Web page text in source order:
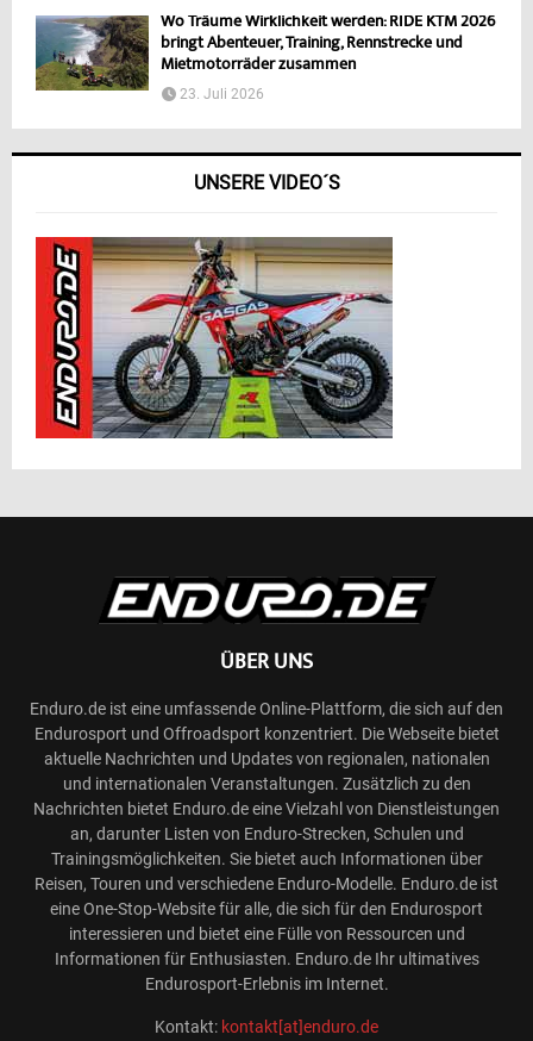
Wo Träume Wirklichkeit werden: RIDE KTM 2026
bringt Abenteuer, Training, Rennstrecke und
Mietmotorräder zusammen
23. Juli 2026
UNSERE VIDEO´S
ÜBER UNS
Enduro.de ist eine umfassende Online-Plattform, die sich auf den
Endurosport und Offroadsport konzentriert. Die Webseite bietet
aktuelle Nachrichten und Updates von regionalen, nationalen
und internationalen Veranstaltungen. Zusätzlich zu den
Nachrichten bietet Enduro.de eine Vielzahl von Dienstleistungen
an, darunter Listen von Enduro-Strecken, Schulen und
Trainingsmöglichkeiten. Sie bietet auch Informationen über
Reisen, Touren und verschiedene Enduro-Modelle. Enduro.de ist
eine One-Stop-Website für alle, die sich für den Endurosport
interessieren und bietet eine Fülle von Ressourcen und
Informationen für Enthusiasten. Enduro.de Ihr ultimatives
Endurosport-Erlebnis im Internet.
Kontakt: kontakt[at]enduro.de